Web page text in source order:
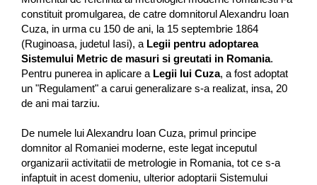
constituit promulgarea, de catre domnitorul Alexandru Ioan
Cuza, in urma cu 150 de ani, la 15 septembrie 1864
(Ruginoasa, judetul Iasi), a Legii pentru adoptarea
Sistemului Metric de masuri si greutati in Romania.
Pentru punerea in aplicare a Legii lui Cuza, a fost adoptat
un "Regulament" a carui generalizare s-a realizat, insa, 20
de ani mai tarziu.
De numele lui Alexandru Ioan Cuza, primul principe
domnitor al Romaniei moderne, este legat inceputul
organizarii activitatii de metrologie in Romania, tot ce s-a
infaptuit in acest domeniu, ulterior adoptarii Sistemului